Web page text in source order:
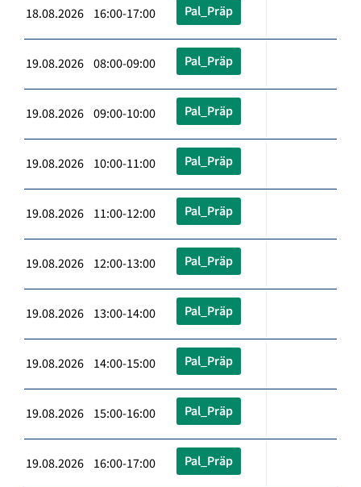
18.08.2026 16:00-17:00 Pal_Präp
19.08.2026 08:00-09:00 Pal_Präp
19.08.2026 09:00-10:00 Pal_Präp
19.08.2026 10:00-11:00 Pal_Präp
19.08.2026 11:00-12:00 Pal_Präp
19.08.2026 12:00-13:00 Pal_Präp
19.08.2026 13:00-14:00 Pal_Präp
19.08.2026 14:00-15:00 Pal_Präp
19.08.2026 15:00-16:00 Pal_Präp
19.08.2026 16:00-17:00 Pal_Präp